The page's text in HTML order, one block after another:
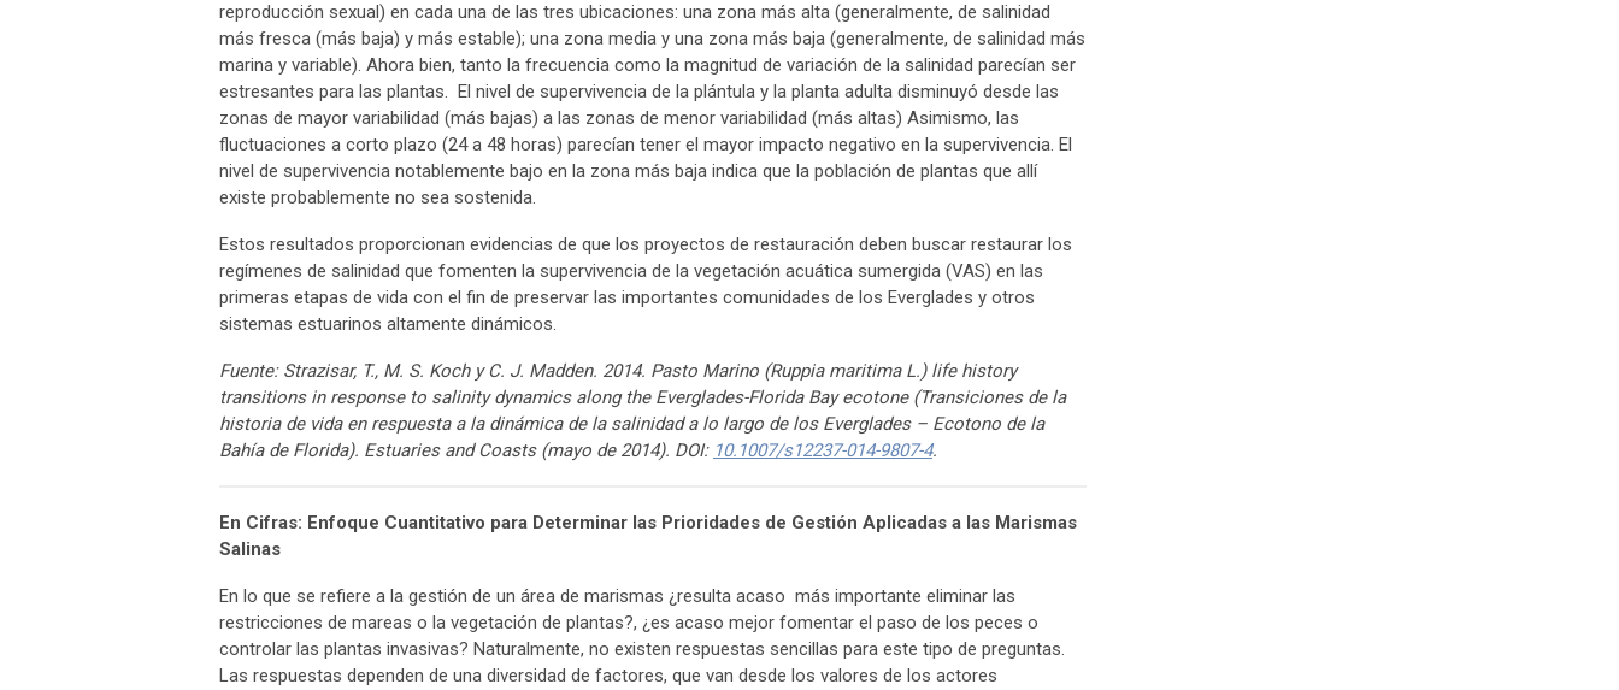
reproducción sexual) en cada una de las tres ubicaciones: una zona más alta (generalmente, de salinidad
más fresca (más baja) y más estable); una zona media y una zona más baja (generalmente, de salinidad más
marina y variable). Ahora bien, tanto la frecuencia como la magnitud de variación de la salinidad parecían ser
estresantes para las plantas. El nivel de supervivencia de la plántula y la planta adulta disminuyó desde las
zonas de mayor variabilidad (más bajas) a las zonas de menor variabilidad (más altas) Asimismo, las
fluctuaciones a corto plazo (24 a 48 horas) parecían tener el mayor impacto negativo en la supervivencia. El
nivel de supervivencia notablemente bajo en la zona más baja indica que la población de plantas que allí
existe probablemente no sea sostenida.
Estos resultados proporcionan evidencias de que los proyectos de restauración deben buscar restaurar los
regímenes de salinidad que fomenten la supervivencia de la vegetación acuática sumergida (VAS) en las
primeras etapas de vida con el fin de preservar las importantes comunidades de los Everglades y otros
sistemas estuarinos altamente dinámicos.
Fuente: Strazisar, T., M. S. Koch y C. J. Madden. 2014. Pasto Marino (Ruppia maritima L.) life history
transitions in response to salinity dynamics along the Everglades-Florida Bay ecotone (Transiciones de la
historia de vida en respuesta a la dinámica de la salinidad a lo largo de los Everglades – Ecotono de la
Bahía de Florida). Estuaries and Coasts (mayo de 2014). DOI: 10.1007/s12237-014-9807-4.
En Cifras: Enfoque Cuantitativo para Determinar las Prioridades de Gestión Aplicadas a las Marismas
Salinas
En lo que se refiere a la gestión de un área de marismas ¿resulta acaso más importante eliminar las
restricciones de mareas o la vegetación de plantas?, ¿es acaso mejor fomentar el paso de los peces o
controlar las plantas invasivas? Naturalmente, no existen respuestas sencillas para este tipo de preguntas.
Las respuestas dependen de una diversidad de factores, que van desde los valores de los actores